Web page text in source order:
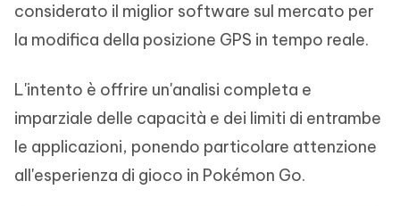
considerato il miglior software sul mercato per
la modifica della posizione GPS in tempo reale.
L'intento è offrire un'analisi completa e
imparziale delle capacità e dei limiti di entrambe
le applicazioni, ponendo particolare attenzione
all'esperienza di gioco in Pokémon Go.